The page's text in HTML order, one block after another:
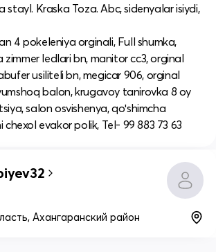
stayl. Kraska Toza. Abc, sidenyalar isiydi,
4 pokeleniya orginali, Full shumka,
ledlari bn, manitor cc3, orginal
usiliteli bn, megicar 906, orginal
balon, krugavoy tanirovka 8 oy
salon osvishenya, qoʻshimcha
evakor polik, Tel- 99 883 73 63
Ахангаранский район